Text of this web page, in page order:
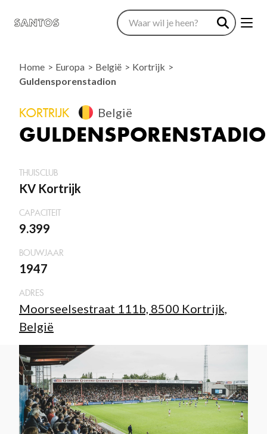
Home Europa België
Kortrijk
Guldensporenstadion
KORTRIJK België
THUISCLUB
KV Kortrijk
CAPACITEIT
9.399
BOUWJAAR
1947
ADRES
Moorseelsestraat 111b, 8500 Kortrijk,
België